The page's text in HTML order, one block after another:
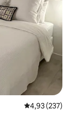
4,93 af 5 í
4,93 (237)